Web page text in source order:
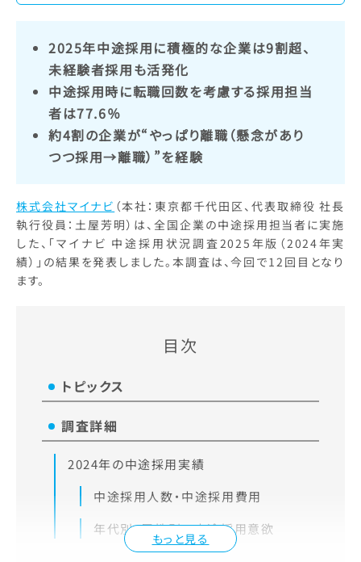
2025年中途採用に積極的な企業は9割超、
未経験者採用も活発化
中途採用時に転職回数を考慮する採用担当
者は77.6％
約4割の企業が“やっぱり離職（懸念があり
つつ採用→離職）”を経験
株式会社マイナビ （本社：東京都千代田区、代表取締役 社長
執行役員：土屋芳明）は、全国企業の中途採用担当者に実施
した、「マイナビ 中途採用状況調査2025年版（2024年実
績）」の結果を発表しました。本調査は、今回で12回目となり
ます。
目次
もっと見る
トピックス
調査詳細
2024年の中途採用実績
中途採用人数・中途採用費用
年代別・属性別の中途採用意欲